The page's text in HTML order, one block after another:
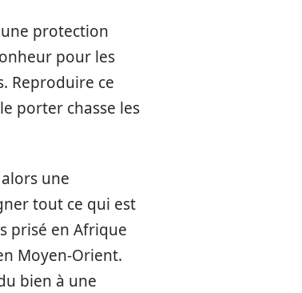
protection
pour les
Reproduire ce
porter chasse les
une
tout ce qui est
prisé en Afrique
Moyen-Orient.
bien à une